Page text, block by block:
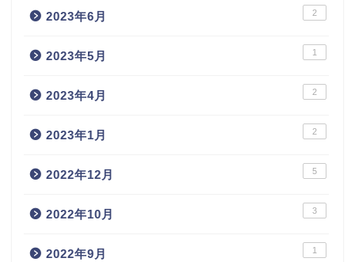
2023年6月 2
2023年5月 1
2023年4月 2
2023年1月 2
2022年12月 5
2022年10月 3
2022年9月 1